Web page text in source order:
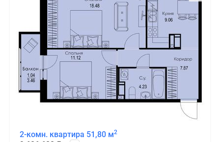
2-комн. квартира 51,80 м2